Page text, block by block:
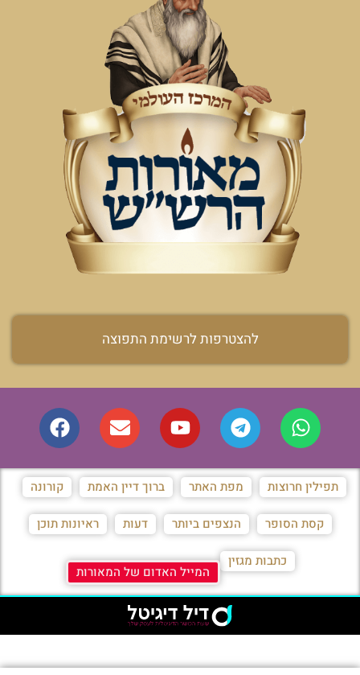
להצטרפות לרשימת התפוצה
תפילין חרוצות מפת האתר ברוך דיין האמת קורונה
קסת הסופר הנצפים ביותר דעות ראיונות תוכן
כתבות מגזין
המייל האדום של המאורות